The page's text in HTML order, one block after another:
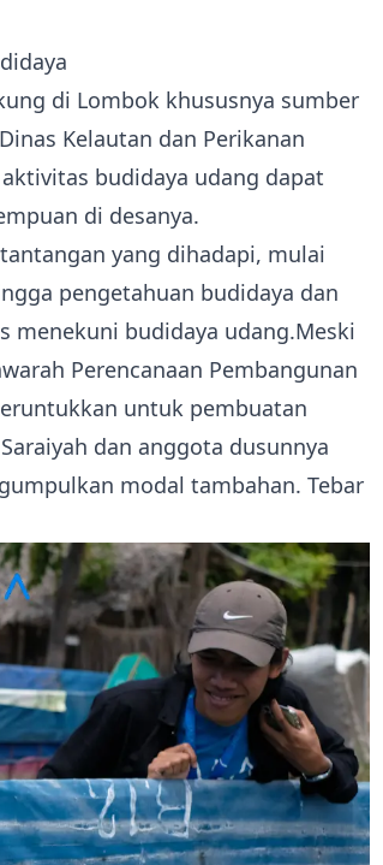
di Lombok khususnya sumber
Kelautan dan Perikanan
budidaya udang dapat
di desanya.
yang dihadapi, mulai
pengetahuan budidaya dan
menekuni budidaya udang.Meski
Perencanaan Pembangunan
untuk pembuatan
dan anggota dusunnya
modal tambahan. Tebar